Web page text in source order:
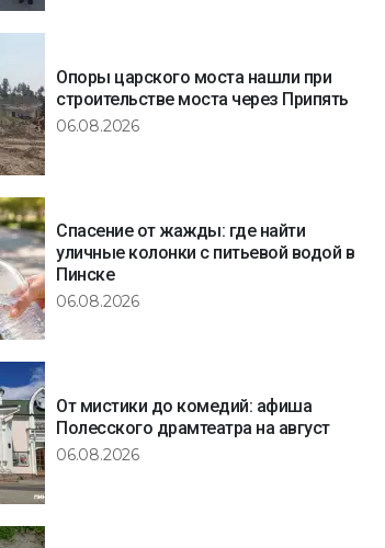
Опоры царского моста нашли при
строительстве моста через Припять
06.08.2026
Спасение от жажды: где найти
уличные колонки с питьевой водой в
Пинске
06.08.2026
От мистики до комедий: афиша
Полесского драмтеатра на август
06.08.2026